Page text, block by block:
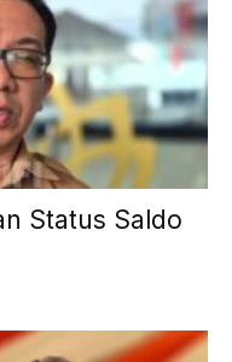
Status Saldo